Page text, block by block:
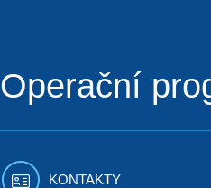
Operační
KONTAKTY